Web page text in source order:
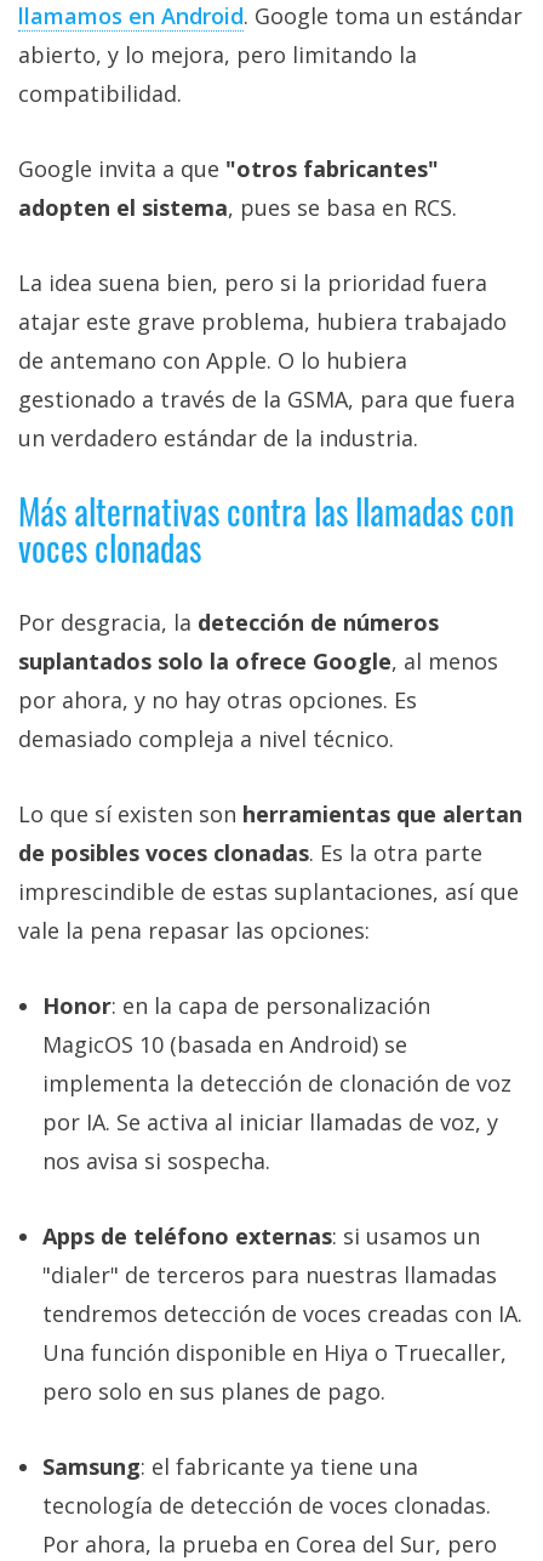
llamamos en Android. Google toma un estándar
abierto, y lo mejora, pero limitando la
compatibilidad.
Google invita a que "otros fabricantes"
adopten el sistema, pues se basa en RCS.
La idea suena bien, pero si la prioridad fuera
atajar este grave problema, hubiera trabajado
de antemano con Apple. O lo hubiera
gestionado a través de la GSMA, para que fuera
un verdadero estándar de la industria.
Más alternativas contra las llamadas con
voces clonadas
Por desgracia, la detección de números
suplantados solo la ofrece Google, al menos
por ahora, y no hay otras opciones. Es
demasiado compleja a nivel técnico.
Lo que sí existen son herramientas que alertan
de posibles voces clonadas. Es la otra parte
imprescindible de estas suplantaciones, así que
vale la pena repasar las opciones:
Honor: en la capa de personalización
MagicOS 10 (basada en Android) se
implementa la detección de clonación de voz
por IA. Se activa al iniciar llamadas de voz, y
nos avisa si sospecha.
Apps de teléfono externas: si usamos un
"dialer" de terceros para nuestras llamadas
tendremos detección de voces creadas con IA.
Una función disponible en Hiya o Truecaller,
pero solo en sus planes de pago.
Samsung: el fabricante ya tiene una
tecnología de detección de voces clonadas.
Por ahora, la prueba en Corea del Sur, pero